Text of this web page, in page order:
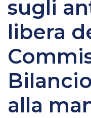
sugli
libera
alla